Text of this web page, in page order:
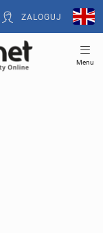
ZALOGUJ
Menu